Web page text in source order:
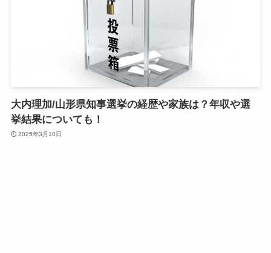
大内理加/山形県知事選挙の経歴や家族は？年収や選
挙結果についても！
2025年3月10日